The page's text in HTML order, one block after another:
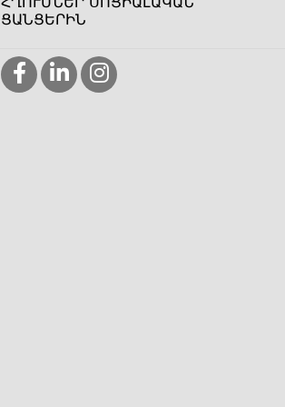
ՀՂՈՒՄՆԵՐ ՍՈՑԻԱԼԱԿԱՆ
ՑԱՆՑԵՐԻՆ